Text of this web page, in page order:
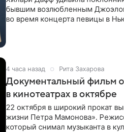
бывшим возлюбленным
во время концерта певицы в
4 часа назад Рита Захарова
Документальный фильм
в кинотеатрах в октябре
22 октября в широкий прокат
жизни Петра Мамонова».
который снимал музыканта в